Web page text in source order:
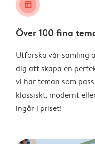
layout_alt
Över 100 fina
Utforska vår samling
dig att skapa en
vi har teman som
klassiskt, modernt
ingår i priset!